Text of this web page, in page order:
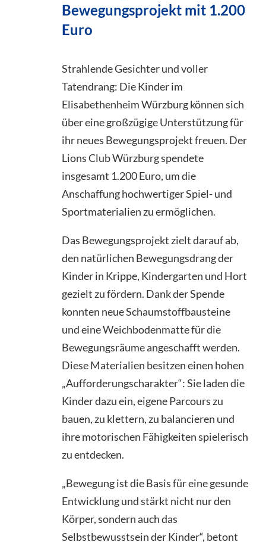
Bewegungsprojekt mit 1.200
Euro
Strahlende Gesichter und voller
Tatendrang: Die Kinder im
Elisabethenheim Würzburg können sich
über eine großzügige Unterstützung für
ihr neues Bewegungsprojekt freuen. Der
Lions Club Würzburg spendete
insgesamt 1.200 Euro, um die
Anschaffung hochwertiger Spiel- und
Sportmaterialien zu ermöglichen.
Das Bewegungsprojekt zielt darauf ab,
den natürlichen Bewegungsdrang der
Kinder in Krippe, Kindergarten und Hort
gezielt zu fördern. Dank der Spende
konnten neue Schaumstoffbausteine
und eine Weichbodenmatte für die
Bewegungsräume angeschafft werden.
Diese Materialien besitzen einen hohen
„Aufforderungscharakter“: Sie laden die
Kinder dazu ein, eigene Parcours zu
bauen, zu klettern, zu balancieren und
ihre motorischen Fähigkeiten spielerisch
zu entdecken.
„Bewegung ist die Basis für eine gesunde
Entwicklung und stärkt nicht nur den
Körper, sondern auch das
Selbstbewusstsein der Kinder“, betont